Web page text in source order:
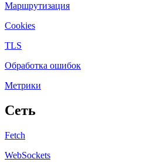
Маршрутизация
Cookies
TLS
Обработка ошибок
Метрики
Сеть
Fetch
WebSockets